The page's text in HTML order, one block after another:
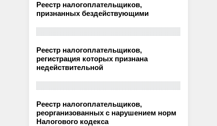
Реестр налогоплательщиков,
признанных бездействующими
Реестр налогоплательщиков,
регистрация которых признана
недействительной
Реестр налогоплательщиков,
реорганизованных с нарушением норм
Налогового кодекса